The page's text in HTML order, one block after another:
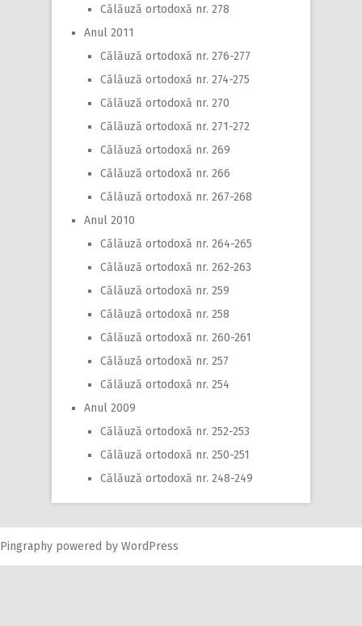
Călăuză ortodoxă nr. 278
Anul 2011
Călăuză ortodoxă nr. 276-277
Călăuză ortodoxă nr. 274-275
Călăuză ortodoxă nr. 270
Călăuză ortodoxă nr. 271-272
Călăuză ortodoxă nr. 269
Călăuză ortodoxă nr. 266
Călăuză ortodoxă nr. 267-268
Anul 2010
Călăuză ortodoxă nr. 264-265
Călăuză ortodoxă nr. 262-263
Călăuză ortodoxă nr. 259
Călăuză ortodoxă nr. 258
Călăuză ortodoxă nr. 260-261
Călăuză ortodoxă nr. 257
Călăuză ortodoxă nr. 254
Anul 2009
Călăuză ortodoxă nr. 252-253
Călăuză ortodoxă nr. 250-251
Călăuză ortodoxă nr. 248-249
Pingraphy powered by WordPress